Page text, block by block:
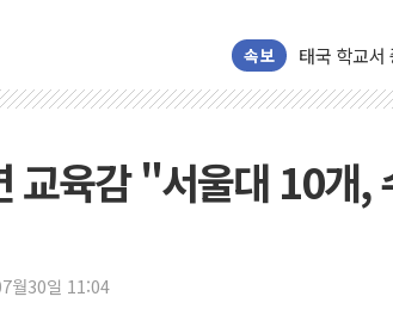
속보
40.2도 찍은
"文정부 악
李대통령,
'변기 수리'
육감 "서울대 10개,
월30일 11:04